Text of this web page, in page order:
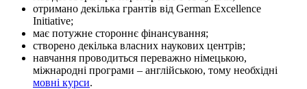
отримано декілька грантів від German Excellence
Initiative;
має потужне стороннє фінансування;
створено декілька власних наукових центрів;
навчання проводиться переважно німецькою,
міжнародні програми – англійською, тому необхідні
мовні курси.